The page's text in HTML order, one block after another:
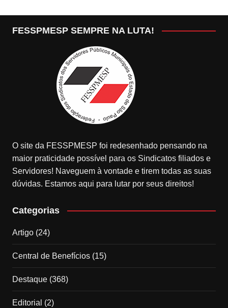
FESSPMESP SEMPRE NA LUTA!
O site da FESSPMESP foi redesenhado pensando na
maior praticidade possível para os Sindicatos filiados e
Servidores! Naveguem à vontade e tirem todas as suas
dúvidas. Estamos aqui para lutar por seus direitos!
Categorias
Artigo(24)
Central de Benefícios(15)
Destaque(368)
Editorial (2)